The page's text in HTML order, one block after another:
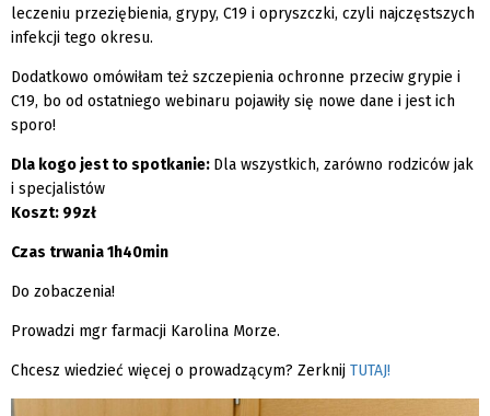
leczeniu przeziębienia, grypy, C19 i opryszczki, czyli najczęstszych
infekcji tego okresu.
Dodatkowo omówiłam też szczepienia ochronne przeciw grypie i
C19, bo od ostatniego webinaru pojawiły się nowe dane i jest ich
sporo!
Dla kogo jest to spotkanie: Dla wszystkich, zarówno rodziców jak
i specjalistów
Koszt: 99zł
Czas trwania 1h40min
Do zobaczenia!
Prowadzi mgr farmacji Karolina Morze.
Chcesz wiedzieć więcej o prowadzącym? Zerknij TUTAJ!